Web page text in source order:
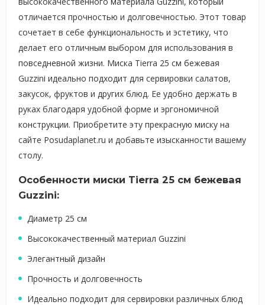
отличается прочностью и долговечностью. Этот товар
сочетает в себе функциональность и эстетику, что
делает его отличным выбором для использования в
повседневной жизни. Миска Tierra 25 см бежевая
Guzzini идеально подходит для сервировки салатов,
закусок, фруктов и других блюд. Ее удобно держать в
руках благодаря удобной форме и эргономичной
конструкции. Приобретите эту прекрасную миску на
сайте Posudaplanet.ru и добавьте изысканности вашему
столу.
Особенности миски Tierra 25 см бежевая
Guzzini:
Диаметр 25 см
Высококачественный материал Guzzini
Элегантный дизайн
Прочность и долговечность
Идеально подходит для сервировки различных блюд